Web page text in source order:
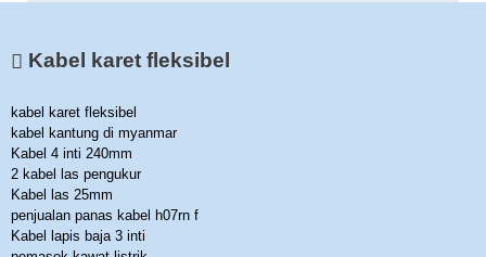
Kabel karet fleksibel
kabel karet fleksibel
kabel kantung di myanmar
Kabel 4 inti 240mm
2 kabel las pengukur
Kabel las 25mm
penjualan panas kabel h07rn f
Kabel lapis baja 3 inti